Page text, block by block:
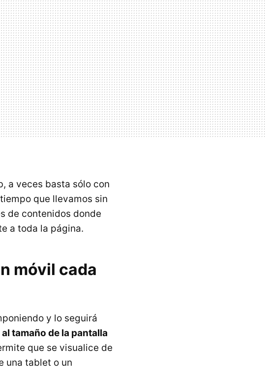
a veces basta sólo con
que llevamos sin
de contenidos donde
a toda la página.
móvil cada
y lo seguirá
tamaño de la pantalla
que se visualice de
una tablet o un